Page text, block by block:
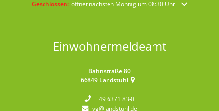
Klicken, um weitere Öffnungs- oder Schließzeiten auszublenden
Geschlossen: öffnet nächsten Montag um 08:30 Uhr
Einwohnermeldeamt
Bahnstraße 80
66849 Landstuhl
+49 6371 83-0
vg@landstuhl.de